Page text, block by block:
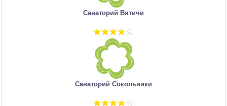
Санаторий Вятичи
Санаторий Сокольники